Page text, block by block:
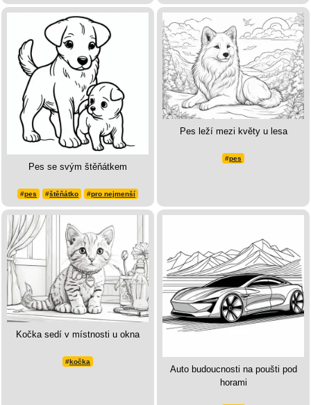
Pes se svým štěňátkem
#pes #štěňátko #pro nejmenší
Pes leží mezi květy u lesa
#pes
Kočka sedí v místnosti u okna
#kočka
Auto budoucnosti na poušti pod
horami